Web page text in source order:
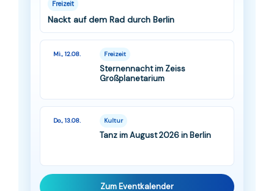
Freizeit
Nackt auf dem Rad durch Berlin
Mi., 12.08. Freizeit
Sternennacht im Zeiss
Großplanetarium
Do., 13.08. Kultur
Tanz im August 2026 in Berlin
Zum Eventkalender